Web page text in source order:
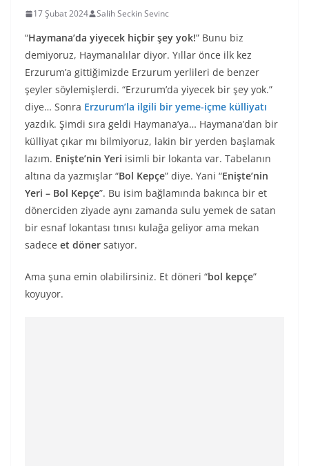
17 Şubat 2024 Salih Seckin Sevinc
“Haymana’da yiyecek hiçbir şey yok!” Bunu biz
demiyoruz, Haymanalılar diyor. Yıllar önce ilk kez
Erzurum’a gittiğimizde Erzurum yerlileri de benzer
şeyler söylemişlerdi. “Erzurum’da yiyecek bir şey yok.”
diye… Sonra Erzurum’la ilgili bir yeme-içme külliyatı
yazdık. Şimdi sıra geldi Haymana’ya… Haymana’dan bir
külliyat çıkar mı bilmiyoruz, lakin bir yerden başlamak
lazım. Enişte’nin Yeri isimli bir lokanta var. Tabelanın
altına da yazmışlar “Bol Kepçe” diye. Yani “Enişte’nin
Yeri – Bol Kepçe”. Bu isim bağlamında bakınca bir et
dönerciden ziyade aynı zamanda sulu yemek de satan
bir esnaf lokantası tınısı kulağa geliyor ama mekan
sadece et döner satıyor.
Ama şuna emin olabilirsiniz. Et döneri “bol kepçe”
koyuyor.